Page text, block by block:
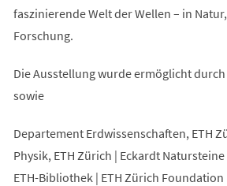
faszinierende Welt der Wellen – in
Forschung.
Die Ausstellung wurde ermöglicht
sowie
Departement Erdwissenschaften, ETH
Physik, ETH Zürich | Eckardt Natursteine
ETH-Bibliothek | ETH Zürich